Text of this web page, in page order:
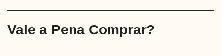
Vale a Pena Comprar?